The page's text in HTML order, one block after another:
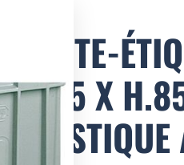
PORTE-
L.215 X
PLASTIQUE